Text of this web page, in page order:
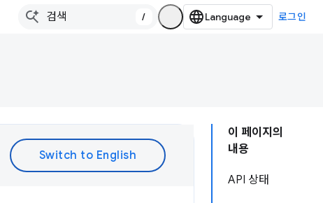
/ 로그인
이 페이지의
내용
API 상태